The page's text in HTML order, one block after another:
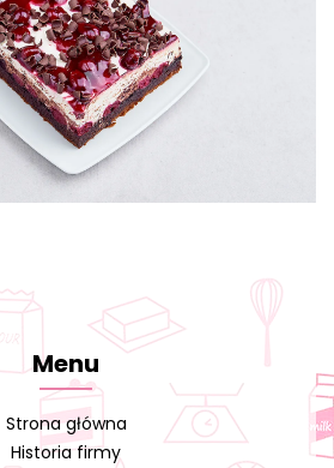
Menu
Strona główna
Historia firmy